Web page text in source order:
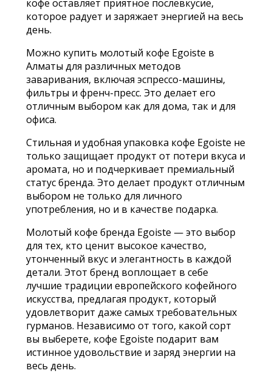
кофе оставляет приятное послевкусие,
которое радует и заряжает энергией на весь
день.
Можно купить молотый кофе Egoiste в
Алматы для различных методов
заваривания, включая эспрессо-машины,
фильтры и френч-пресс. Это делает его
отличным выбором как для дома, так и для
офиса.
Стильная и удобная упаковка кофе Egoiste не
только защищает продукт от потери вкуса и
аромата, но и подчеркивает премиальный
статус бренда. Это делает продукт отличным
выбором не только для личного
употребления, но и в качестве подарка.
Молотый кофе бренда Egoiste — это выбор
для тех, кто ценит высокое качество,
утонченный вкус и элегантность в каждой
детали. Этот бренд воплощает в себе
лучшие традиции европейского кофейного
искусства, предлагая продукт, который
удовлетворит даже самых требовательных
гурманов. Независимо от того, какой сорт
вы выберете, кофе Egoiste подарит вам
истинное удовольствие и заряд энергии на
весь день.